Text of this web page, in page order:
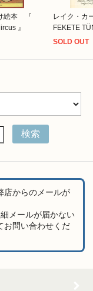
絵本 『
』
レイク・カ
FEKETE
SOLD OUT
検索
店からのメールが
メールが届かない
お問い合わせくだ